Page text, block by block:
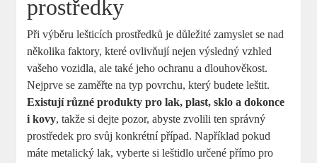
prostředky
Při výběru lešticích prostředků je důležité zamyslet se ⁤nad
několika faktory, které ovlivňují nejen výsledný vzhled
vašeho ⁤vozidla,‍ ale také‍ jeho ochranu⁣ a dlouhověkost.
Nejprve se zaměřte na typ povrchu, který budete leštit.
Existují různé produkty pro lak, plast, sklo‌ a dokonce
⁢i kovy, takže si dejte ⁣pozor, abyste zvolili ten správný
prostředek pro svůj konkrétní ‌případ. Například pokud
máte ‌metalický lak,‍ vyberte si leštidlo určené⁢ přímo pro